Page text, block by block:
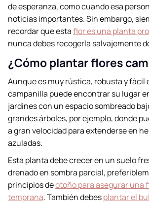
de esperanza, como cuando esa
noticias importantes. Sin embargo,
recordar que estaflor es una planta
nunca debes recogerla salvajemente
¿Cómo plantar flores
Aunque es muy rústica, robusta y fácil
campanilla puede encontrar su lugar
jardines con un espacio sombreado
grandes árboles, por ejemplo, donde
a gran velocidad para extenderse en
azuladas.
Esta planta debe crecer en un suelo
drenado en sombra parcial,
principios deotoño para asegurar una
temprana. También debesplantar el